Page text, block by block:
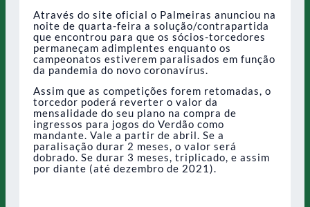
Através do site oficial o Palmeiras anunciou na
noite de quarta-feira a solução/contrapartida
que encontrou para que os sócios-torcedores
permaneçam adimplentes enquanto os
campeonatos estiverem paralisados em função
da pandemia do novo coronavírus.
Assim que as competições forem retomadas, o
torcedor poderá reverter o valor da
mensalidade do seu plano na compra de
ingressos para jogos do Verdão como
mandante. Vale a partir de abril. Se a
paralisação durar 2 meses, o valor será
dobrado. Se durar 3 meses, triplicado, e assim
por diante (até dezembro de 2021).